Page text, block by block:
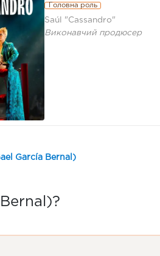
Головна роль
Saúl "Cassandro"
Виконавчий продюсер
García Bernal)